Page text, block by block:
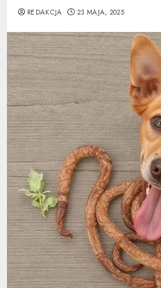
REDAKCJA 23 MAJA, 2025